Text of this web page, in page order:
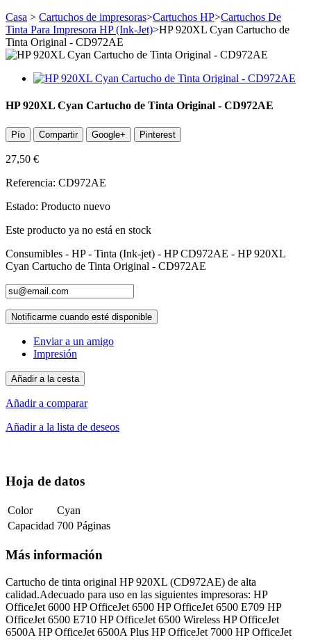
Casa > Cartuchos de impresoras>Cartuchos HP>Cartuchos De
Tinta Para Impresora HP (Ink-Jet)>HP 920XL Cyan Cartucho de
Tinta Original - CD972AE
HP 920XL Cyan Cartucho de Tinta Original - CD972AE
Pío Compartir Google+ Pinterest
27,50 €
Referencia: CD972AE
Estado: Producto nuevo
Este producto ya no está en stock
Consumibles - HP - Tinta (Ink-jet) - HP CD972AE - HP 920XL
Cyan Cartucho de Tinta Original - CD972AE
Notificarme cuando esté disponible
Enviar a un amigo
Impresión
Añadir a la cesta
Añadir a comparar
Añadir a la lista de deseos
Hoja de datos
Color
Cyan
Capacidad 700 Páginas
Más información
Cartucho de tinta original HP 920XL (CD972AE) de alta
calidad.Adecuado para uso en las siguientes impresoras: HP
OfficeJet 6000 HP OfficeJet 6500 HP OfficeJet 6500 E709 HP
OfficeJet 6500 E710 HP OfficeJet 6500 Wireless HP OfficeJet
6500A HP OfficeJet 6500A Plus HP OfficeJet 7000 HP OfficeJet